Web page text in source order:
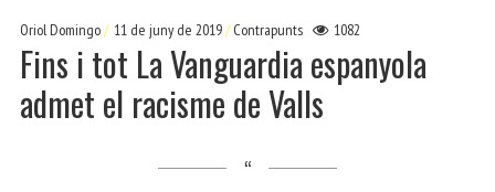
Oriol Domingo 11 de juny de 2019 Contrapunts 1082
Fins i tot La Vanguardia espanyola
admet el racisme de Valls